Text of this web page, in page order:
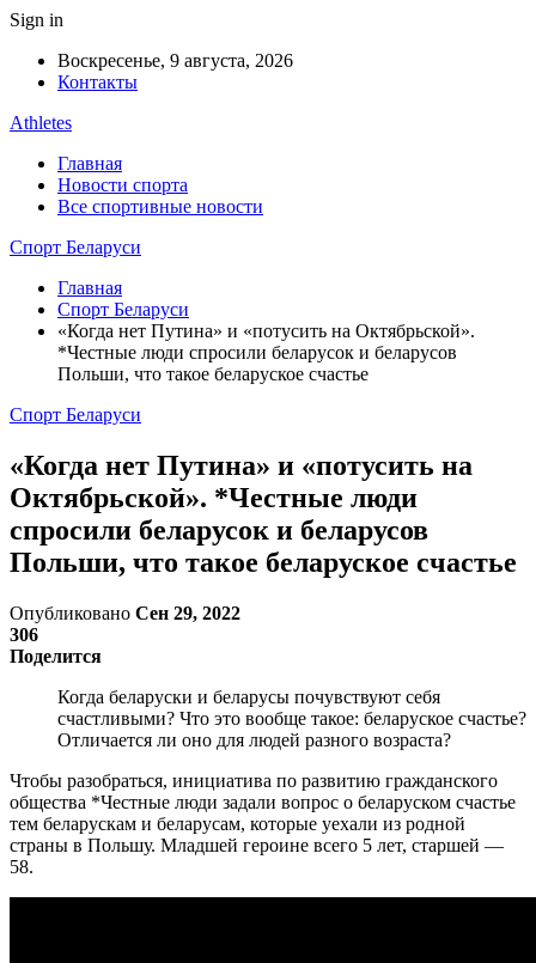
Sign in
Воскресенье, 9 августа, 2026
Контакты
Athletes
Главная
Новости спорта
Все спортивные новости
Спорт Беларуси
Главная
Спорт Беларуси
«Когда нет Путина» и «потусить на Октябрьской».
*Честные люди спросили беларусок и беларусов
Польши, что такое беларуское счастье
Спорт Беларуси
«Когда нет Путина» и «потусить на
Октябрьской». *Честные люди
спросили беларусок и беларусов
Польши, что такое беларуское счастье
Опубликовано Сен 29, 2022
306
Поделится
Когда беларуски и беларусы почувствуют себя
счастливыми? Что это вообще такое: беларуское счастье?
Отличается ли оно для людей разного возраста?
Чтобы разобраться, инициатива по развитию гражданского
общества *Честные люди задали вопрос о беларуском счастье
тем беларускам и беларусам, которые уехали из родной
страны в Польшу. Младшей героине всего 5 лет, старшей —
58.